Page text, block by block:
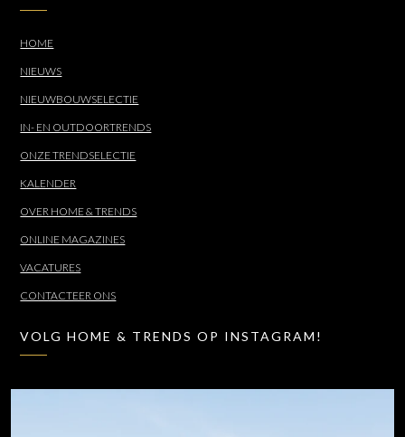
HOME
NIEUWS
NIEUWBOUWSELECTIE
IN- EN OUTDOORTRENDS
ONZE TRENDSELECTIE
KALENDER
OVER HOME & TRENDS
ONLINE MAGAZINES
VACATURES
CONTACTEER ONS
VOLG HOME & TRENDS OP INSTAGRAM!